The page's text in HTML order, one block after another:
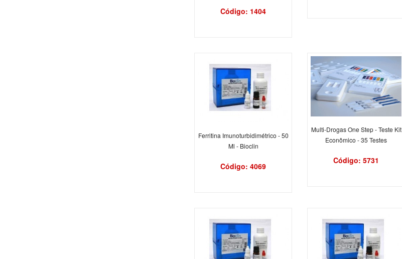
Código: 1404
Ferritina Imunoturbidimétrico - 50
Ml - Bioclin
Código: 4069
Multi-Drogas One Step - Teste Kit
Econômico - 35 Testes
Código: 5731